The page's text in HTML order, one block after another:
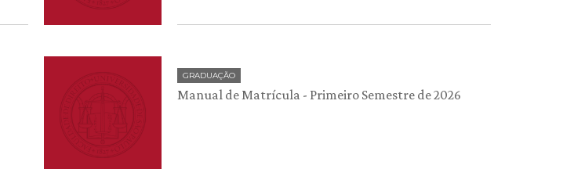
GRADUAÇÃO
Manual de Matrícula - Primeiro Semestre de 2026